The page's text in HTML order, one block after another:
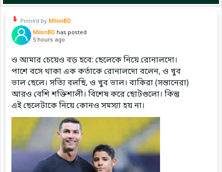
Pinned by MilonBD
MilonBD has posted
5 hours ago
ও আমার চেয়েও বড় হবে: ছেলেকে নিয়ে রোনালদো।
পাশে বসে থাকা এক কর্তাকে রোনালদো বলেন, ও খুব
ভাল ছেলে। সত্যি বলছি, ও খুব ভাল। বাকিরা (সন্তানেরা)
আরও বেশি শক্তিশালী। বিশেষ করে ছোটগুলো। কিন্তু
এই ছেলেটাকে নিয়ে কোনও সমস্যা হয় না।